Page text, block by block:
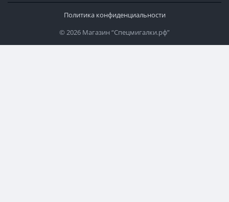
Политика конфиденциальности
© 2026 Магазин “Спецмигалки.рф”